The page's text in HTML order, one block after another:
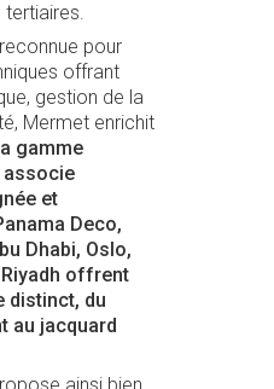
tertiaires.
pour
offrant
gestion de la
Mermet enrichit
gamme
associe
et
Deco,
Dhabi, Oslo,
offrent
distinct, du
au jacquard